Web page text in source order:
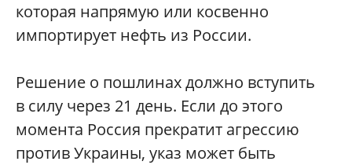
которая напрямую или косвенно
импортирует нефть из России.
Решение о пошлинах должно вступить
в силу через 21 день. Если до этого
момента Россия прекратит агрессию
против Украины, указ может быть